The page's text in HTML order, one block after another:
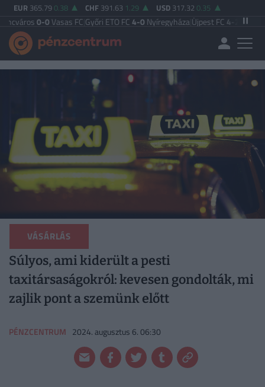
EUR 365.79 0.38 CHF 391.63 1.29 USD 317.32 0.35
Vasas FC|Győri ETO FC4-0 Nyíregyháza|Újpest FC4-2Debreceni VSC
VÁSÁRLÁS
Súlyos, ami kiderült a pesti
taxitársaságokról: kevesen gondolták, mi
zajlik pont a szemünk előtt
PÉNZCENTRUM 2024. augusztus 6. 06:30